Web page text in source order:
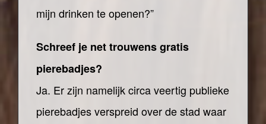
mijn drinken te openen?”
Schreef je net trouwens gratis
pierebadjes?
Ja. Er zijn namelijk circa veertig publieke
pierebadjes verspreid over de stad waar